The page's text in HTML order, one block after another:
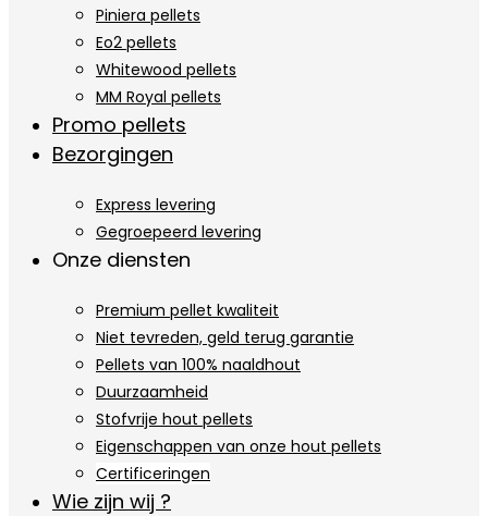
Piniera pellets
Eo2 pellets
Whitewood pellets
MM Royal pellets
Promo pellets
Bezorgingen
Express levering
Gegroepeerd levering
Onze diensten
Premium pellet kwaliteit
Niet tevreden, geld terug garantie
Pellets van 100% naaldhout
Duurzaamheid
Stofvrije hout pellets
Eigenschappen van onze hout pellets
Certificeringen
Wie zijn wij ?